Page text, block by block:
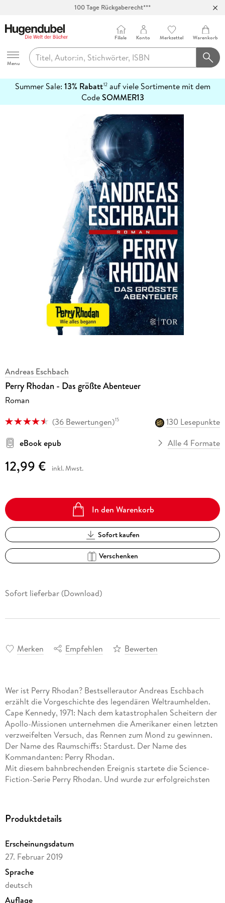
100 Tage Rückgaberecht***
Hugendubel
Menu
Filiale Konto Merkzettel Warenkorb
Summer Sale: 13% Rabatt12auf viele Sortimente mit dem
CodeSOMMER13
erfahren
Andreas Eschbach
Perry Rhodan - Das größte Abenteuer
Roman
(36 Bewertungen)15
130 Lesepunkte
eBook epub
Alle 4 Formate
12,99 € inkl. Mwst.
In den Warenkorb
Sofort kaufen
Verschenken
Sofort lieferbar (Download)
Merken Empfehlen Bewerten
Wer ist Perry Rhodan? Bestsellerautor Andreas Eschbach
erzählt die Vorgeschichte des legendären Weltraumhelden.
Cape Kennedy, 1971: Nach dem katastrophalen Scheitern der
Apollo-Missionen unternehmen die Amerikaner einen letzten
verzweifelten Versuch, das Rennen zum Mond zu gewinnen.
Der Name des Raumschiffs: Stardust. Der Name des
Kommandanten: Perry Rhodan.
Mit diesem bahnbrechenden Ereignis startete die Science-
Fiction-Serie Perry Rhodan. Und wurde zur erfolgreichsten
Rhodans Jugend, seine politischen Eskapaden, seine
Abenteuer als Testpilot und die geheime Geschichte der
Andreas Eschbach erzählt, wie Perry Rhodan zu der
legendären Gestalt wurde, die die Menschheit zu den Sternen
führt.
»Perry Rhodan - Das größte Abenteuer« ist der Science-
Fiction-Roman, auf den alle gewartet haben, für Fans von
Frank Schätzing und Cixin Liu.
Produktdetails
Erscheinungsdatum
27. Februar 2019
Sprache
deutsch
Auflage